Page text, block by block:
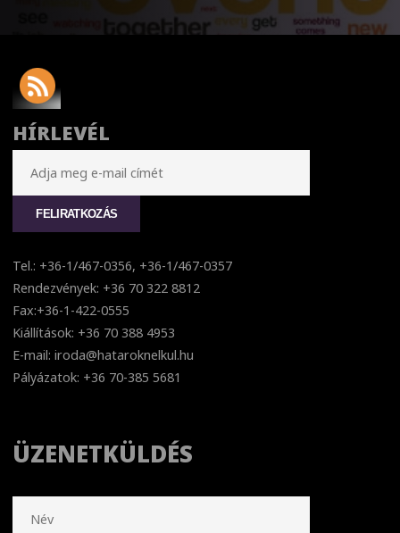
HÍRLEVÉL
Tel.: +36-1/467-0356, +36-1/467-0357
Rendezvények: +36 70 322 8812
Fax:+36-1-422-0555
Kiállítások: +36 70 388 4953
E-mail: iroda@hataroknelkul.hu
Pályázatok: +36 70-385 5681
ÜZENETKÜLDÉS